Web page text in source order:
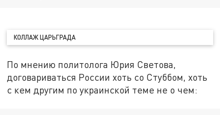
КОЛЛАЖ ЦАРЬГРАДА
По мнению политолога Юрия Светова,
договариваться России хоть со Стуббом, хоть
с кем другим по украинской теме не о чем: